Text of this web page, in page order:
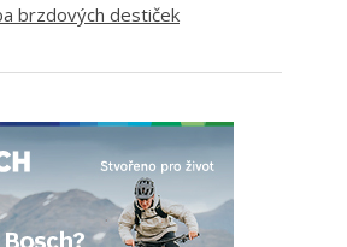
brzdových destiček